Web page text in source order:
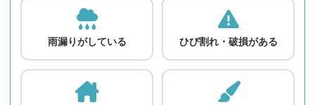
雨漏りがしている ひび割れ・破損がある